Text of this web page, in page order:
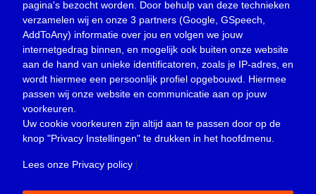
Nieuws (23.329)
Oproep(734)
Overlijden(39)
Podcast(18)
prijsvraag (5)
Religie (1.438)
Service(226)
pagina's bezocht worden. Door behulp van deze technieken
verzamelen wij en onze 3 partners (Google, GSpeech,
AddToAny) informatie over jou en volgen we jouw
internetgedrag binnen, en mogelijk ook buiten onze website
aan de hand van unieke identificatoren, zoals je IP-adres, en
wordt hiermee een persoonlijk profiel opgebouwd. Hiermee
passen wij onze website en communicatie aan op jouw
voorkeuren.
Uw cookie voorkeuren zijn altijd aan te passen door op de
knop "Privacy Instellingen" te drukken in het hoofdmenu.
Lees onze Privacy policy |